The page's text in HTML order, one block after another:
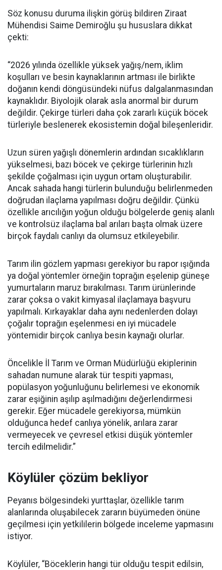
Söz konusu duruma ilişkin görüş bildiren Ziraat
Mühendisi Saime Demiroğlu şu hususlara dikkat
çekti:
“2026 yılında özellikle yüksek yağış/nem, iklim
koşulları ve besin kaynaklarının artması ile birlikte
doğanın kendi döngüsündeki nüfus dalgalanmasından
kaynaklıdır. Biyolojik olarak asla anormal bir durum
değildir. Çekirge türleri daha çok zararlı küçük böcek
türleriyle beslenerek ekosistemin doğal bileşenleridir.
Uzun süren yağışlı dönemlerin ardından sıcaklıkların
yükselmesi, bazı böcek ve çekirge türlerinin hızlı
şekilde çoğalması için uygun ortam oluşturabilir.
Ancak sahada hangi türlerin bulunduğu belirlenmeden
doğrudan ilaçlama yapılması doğru değildir. Çünkü
özellikle arıcılığın yoğun olduğu bölgelerde geniş alanlı
ve kontrolsüz ilaçlama bal arıları başta olmak üzere
birçok faydalı canlıyı da olumsuz etkileyebilir.
Tarım ilin gözlem yapması gerekiyor bu rapor ışığında
ya doğal yöntemler örneğin toprağın eşelenip güneşe
yumurtaların maruz bırakılması. Tarım ürünlerinde
zarar çoksa o vakit kimyasal ilaçlamaya başvuru
yapılmalı. Kırkayaklar daha aynı nedenlerden dolayı
çoğalır toprağın eşelenmesi en iyi mücadele
yöntemidir birçok canlıya besin kaynağı olurlar.
Öncelikle İl Tarım ve Orman Müdürlüğü ekiplerinin
sahadan numune alarak tür tespiti yapması,
popülasyon yoğunluğunu belirlemesi ve ekonomik
zarar eşiğinin aşılıp aşılmadığını değerlendirmesi
gerekir. Eğer mücadele gerekiyorsa, mümkün
olduğunca hedef canlıya yönelik, arılara zarar
vermeyecek ve çevresel etkisi düşük yöntemler
tercih edilmelidir.”
Köylüler çözüm bekliyor
Peyanıs bölgesindeki yurttaşlar, özellikle tarım
alanlarında oluşabilecek zararın büyümeden önüne
geçilmesi için yetkililerin bölgede inceleme yapmasını
istiyor.
Köylüler, “Böceklerin hangi tür olduğu tespit edilsin,